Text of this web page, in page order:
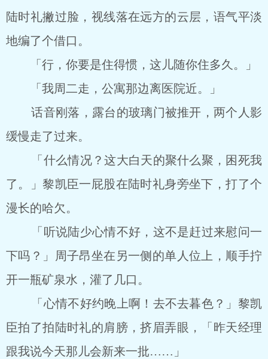
陆时礼撇过脸，视线落在远方的云层，语气平淡
地编了个借口。
「行，你要是住得惯，这儿随你住多久。」
「我周二走，公寓那边离医院近。」
话音刚落，露台的玻璃门被推开，两个人影
缓慢走了过来。
「什么情况？这大白天的聚什么聚，困死我
了。」黎凯臣一屁股在陆时礼身旁坐下，打了个
漫长的哈欠。
「听说陆少心情不好，这不是赶过来慰问一
下吗？」周子昂坐在另一侧的单人位上，顺手拧
开一瓶矿泉水，灌了几口。
「心情不好约晚上啊！去不去暮色？」黎凯
臣拍了拍陆时礼的肩膀，挤眉弄眼，「昨天经理
跟我说今天那儿会新来一批……」